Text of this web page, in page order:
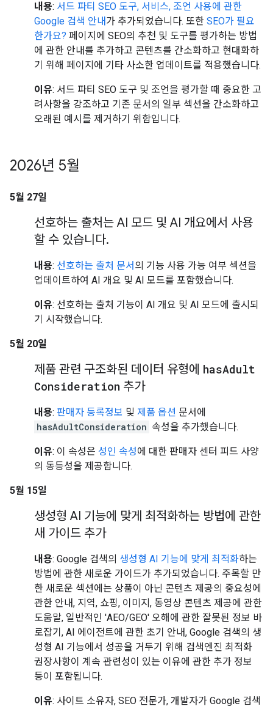
내용: 서드 파티 SEO 도구, 서비스, 조언 사용에 관한
Google 검색 안내 가 추가되었습니다. 또한 SEO가 필요
한가요? 페이지에 SEO의 추천 및 도구를 평가하는 방법
에 관한 안내를 추가하고 콘텐츠를 간소화하고 현대화하
기 위해 페이지에 기타 사소한 업데이트를 적용했습니다.
이유: 서드 파티 SEO 도구 및 조언을 평가할 때 중요한 고
려사항을 강조하고 기존 문서의 일부 섹션을 간소화하고
오래된 예시를 제거하기 위함입니다.
2026년 5월
5월 27일
선호하는 출처는 AI 모드 및 AI 개요에서 사용
할 수 있습니다.
내용: 선호하는 출처 문서 의 기능 사용 가능 여부 섹션을
업데이트하여 AI 개요 및 AI 모드를 포함했습니다.
이유: 선호하는 출처 기능이 AI 개요 및 AI 모드에 출시되
기 시작했습니다.
5월 20일
제품 관련 구조화된 데이터 유형에 hasAdult
Consideration 추가
내용: 판매자 등록정보 및 제품 옵션 문서에
hasAdultConsideration 속성을 추가했습니다.
이유: 이 속성은 성인 속성에 대한 판매자 센터 피드 사양
의 동등성을 제공합니다.
5월 15일
생성형 AI 기능에 맞게 최적화하는 방법에 관한
새 가이드 추가
내용: Google 검색의 생성형 AI 기능에 맞게 최적화하는
방법에 관한 새로운 가이드가 추가되었습니다. 주목할 만
한 새로운 섹션에는 상품이 아닌 콘텐츠 제공의 중요성에
관한 안내, 지역, 쇼핑, 이미지, 동영상 콘텐츠 제공에 관한
도움말, 일반적인 'AEO/GEO' 오해에 관한 잘못된 정보 바
로잡기, AI 에이전트에 관한 초기 안내, Google 검색의 생
성형 AI 기능에서 성공을 거두기 위해 검색엔진 최적화
권장사항이 계속 관련성이 있는 이유에 관한 추가 정보
등이 포함됩니다.
이유: 사이트 소유자, SEO 전문가, 개발자가 Google 검색